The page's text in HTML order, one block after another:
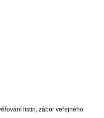
listin, zábor veřejného